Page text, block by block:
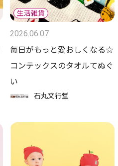
2026.06.07
毎日がもっと愛おしくなる☆
コンテックスのタオルてぬぐ
い
石丸文行堂